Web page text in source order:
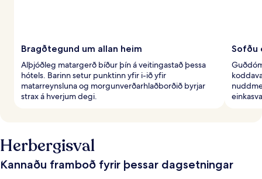
Bragðtegund um allan heim
Alþjóðleg matargerð bíður þín á veitingastað þessa
hótels. Barinn setur punktinn yfir i-ið yfir
matarreynsluna og morgunverðarhlaðborðið byrjar
strax á hverjum degi.
Sofðu
Herbergisval
Kannaðu framboð fyrir þessar dagsetningar